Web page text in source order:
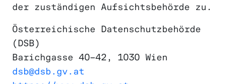
der zuständigen Aufsichtsbehörde zu.
Österreichische Datenschutzbehörde
(DSB)
Barichgasse 40–42, 1030 Wien
dsb@dsb.gv.at